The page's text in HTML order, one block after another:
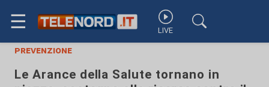
☰ LIVE
prevenzione
Le Arance della Salute tornano in